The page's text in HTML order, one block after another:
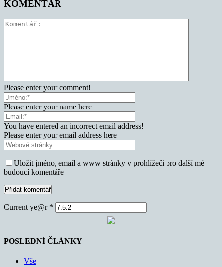
KOMENTÁŘ
Please enter your comment!
Please enter your name here
You have entered an incorrect email address!
Please enter your email address here
Uložit jméno, email a www stránky v prohlížeči pro další mé
budoucí komentáře
Current ye@r *
POSLEDNÍ ČLÁNKY
Vše